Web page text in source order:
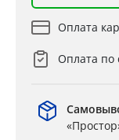
Оплата
Оплата по